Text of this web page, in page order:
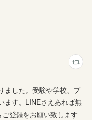
ました。受験や学校、ブ
ます。LINEさえあれば無
登録をお願い致します